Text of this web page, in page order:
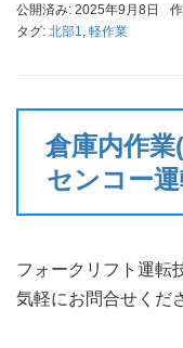
公開済み: 2025年9月8日
タグ: 北部1 軽作業
倉庫内作
センコー
フォークリフト運転
気軽にお問合せくだ